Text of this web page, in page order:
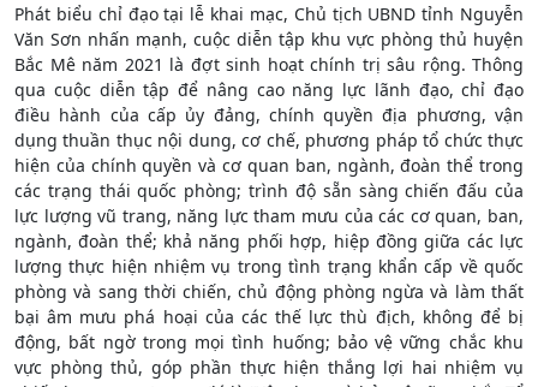
Phát biểu chỉ đạo tại lễ khai mạc, Chủ tịch UBND tỉnh Nguyễn
Văn Sơn nhấn mạnh, cuộc diễn tập khu vực phòng thủ huyện
Bắc Mê năm 2021 là đợt sinh hoạt chính trị sâu rộng. Thông
qua cuộc diễn tập để nâng cao năng lực lãnh đạo, chỉ đạo
điều hành của cấp ủy đảng, chính quyền địa phương, vận
dụng thuần thục nội dung, cơ chế, phương pháp tổ chức thực
hiện của chính quyền và cơ quan ban, ngành, đoàn thể trong
các trạng thái quốc phòng; trình độ sẵn sàng chiến đấu của
lực lượng vũ trang, năng lực tham mưu của các cơ quan, ban,
ngành, đoàn thể; khả năng phối hợp, hiệp đồng giữa các lực
lượng thực hiện nhiệm vụ trong tình trạng khẩn cấp về quốc
phòng và sang thời chiến, chủ động phòng ngừa và làm thất
bại âm mưu phá hoại của các thế lực thù địch, không để bị
động, bất ngờ trong mọi tình huống; bảo vệ vững chắc khu
vực phòng thủ, góp phần thực hiện thắng lợi hai nhiệm vụ